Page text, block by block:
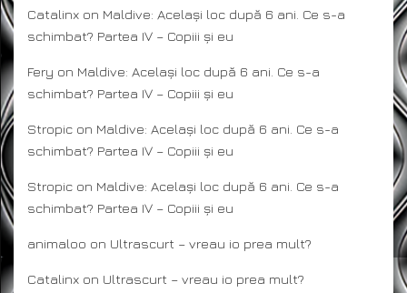
Catalinx on Maldive: Același loc după 6 ani. Ce s-a
schimbat? Partea IV – Copiii și eu
Fery on Maldive: Același loc după 6 ani. Ce s-a
schimbat? Partea IV – Copiii și eu
Stropic on Maldive: Același loc după 6 ani. Ce s-a
schimbat? Partea IV – Copiii și eu
Stropic on Maldive: Același loc după 6 ani. Ce s-a
schimbat? Partea IV – Copiii și eu
animaloo on Ultrascurt – vreau io prea mult?
Catalinx on Ultrascurt – vreau io prea mult?